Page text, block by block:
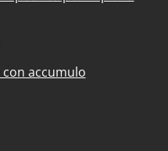
accumulo